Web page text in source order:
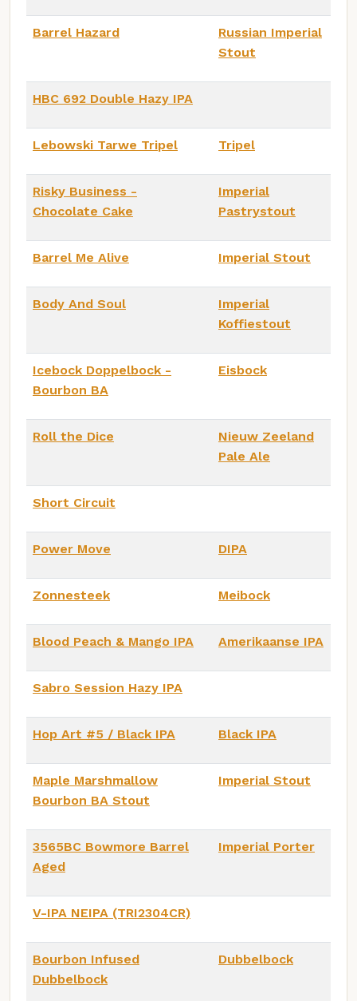
Barrel Hazard
Russian Imperial
Stout
HBC 692 Double Hazy IPA
Lebowski Tarwe Tripel Tripel
Risky Business -
Chocolate Cake
Imperial
Pastrystout
Barrel Me Alive Imperial Stout
Body And Soul
Imperial
Koffiestout
Icebock Doppelbock -
Bourbon BA
Eisbock
Roll the Dice
Nieuw Zeeland
Pale Ale
Short Circuit
Power Move DIPA
Zonnesteek Meibock
Blood Peach & Mango IPA Amerikaanse IPA
Sabro Session Hazy IPA
Hop Art #5 / Black IPA Black IPA
Maple Marshmallow
Bourbon BA Stout
Imperial Stout
3565BC Bowmore Barrel
Aged
Imperial Porter
V-IPA NEIPA (TRI2304CR)
Bourbon Infused
Dubbelbock
Dubbelbock